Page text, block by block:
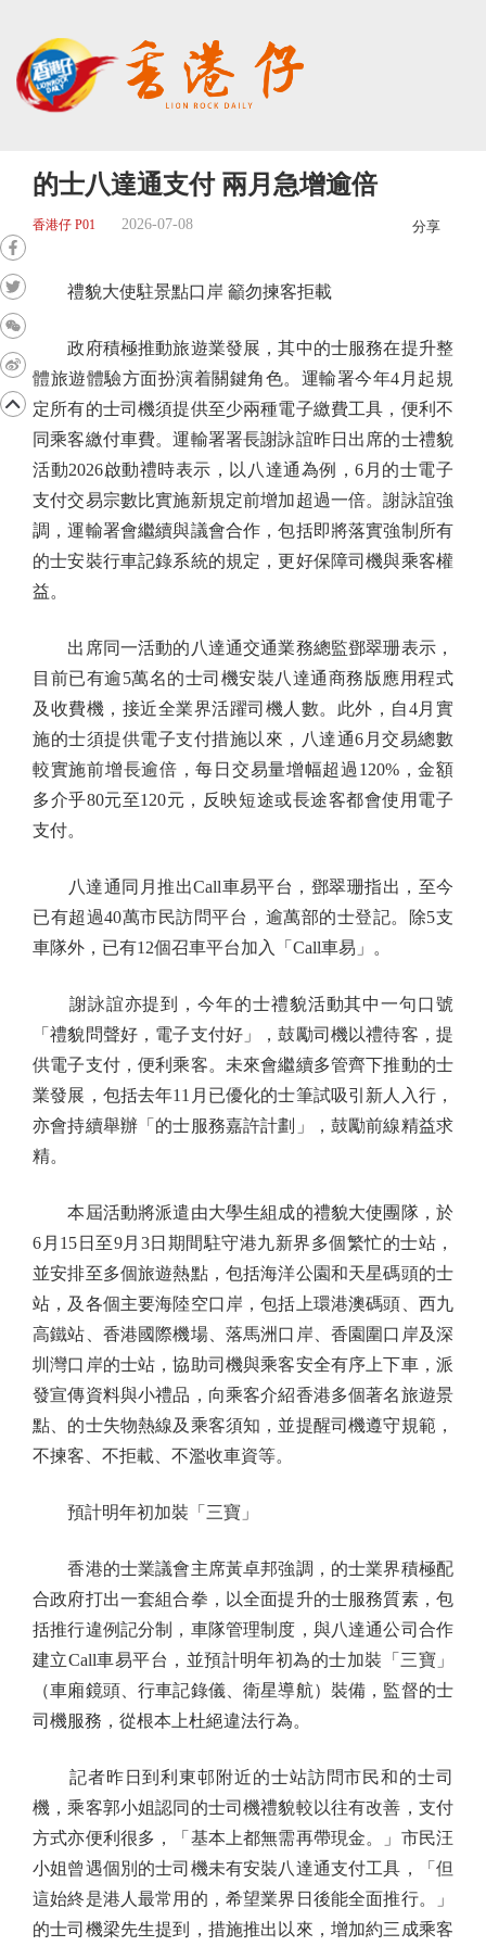
的士八達通支付 兩月急增逾倍
香港仔 P01 2026-07-08 分享
禮貌大使駐景點口岸 籲勿揀客拒載
政府積極推動旅遊業發展，其中的士服務在提升整
體旅遊體驗方面扮演着關鍵角色。運輸署今年4月起規
定所有的士司機須提供至少兩種電子繳費工具，便利不
同乘客繳付車費。運輸署署長謝詠誼昨日出席的士禮貌
活動2026啟動禮時表示，以八達通為例，6月的士電子
支付交易宗數比實施新規定前增加超過一倍。謝詠誼強
調，運輸署會繼續與議會合作，包括即將落實強制所有
的士安裝行車記錄系統的規定，更好保障司機與乘客權
益。
出席同一活動的八達通交通業務總監鄧翠珊表示，
目前已有逾5萬名的士司機安裝八達通商務版應用程式
及收費機，接近全業界活躍司機人數。此外，自4月實
施的士須提供電子支付措施以來，八達通6月交易總數
較實施前增長逾倍，每日交易量增幅超過120%，金額
多介乎80元至120元，反映短途或長途客都會使用電子
支付。
八達通同月推出Call車易平台，鄧翠珊指出，至今
已有超過40萬市民訪問平台，逾萬部的士登記。除5支
車隊外，已有12個召車平台加入「Call車易」。
謝詠誼亦提到，今年的士禮貌活動其中一句口號
「禮貌問聲好，電子支付好」，鼓勵司機以禮待客，提
供電子支付，便利乘客。未來會繼續多管齊下推動的士
業發展，包括去年11月已優化的士筆試吸引新人入行，
亦會持續舉辦「的士服務嘉許計劃」，鼓勵前線精益求
精。
本屆活動將派遣由大學生組成的禮貌大使團隊，於
6月15日至9月3日期間駐守港九新界多個繁忙的士站，
並安排至多個旅遊熱點，包括海洋公園和天星碼頭的士
站，及各個主要海陸空口岸，包括上環港澳碼頭、西九
高鐵站、香港國際機場、落馬洲口岸、香園圍口岸及深
圳灣口岸的士站，協助司機與乘客安全有序上下車，派
發宣傳資料與小禮品，向乘客介紹香港多個著名旅遊景
點、的士失物熱線及乘客須知，並提醒司機遵守規範，
不揀客、不拒載、不濫收車資等。
預計明年初加裝「三寶」
香港的士業議會主席黃卓邦強調，的士業界積極配
合政府打出一套組合拳，以全面提升的士服務質素，包
括推行違例記分制，車隊管理制度，與八達通公司合作
建立Call車易平台，並預計明年初為的士加裝「三寶」
（車廂鏡頭、行車記錄儀、衛星導航）裝備，監督的士
司機服務，從根本上杜絕違法行為。
記者昨日到利東邨附近的士站訪問市民和的士司
機，乘客郭小姐認同的士司機禮貌較以往有改善，支付
方式亦便利很多，「基本上都無需再帶現金。」市民汪
小姐曾遇個別的士司機未有安裝八達通支付工具，「但
這始終是港人最常用的，希望業界日後能全面推行。」
的士司機梁先生提到，措施推出以來，增加約三成乘客